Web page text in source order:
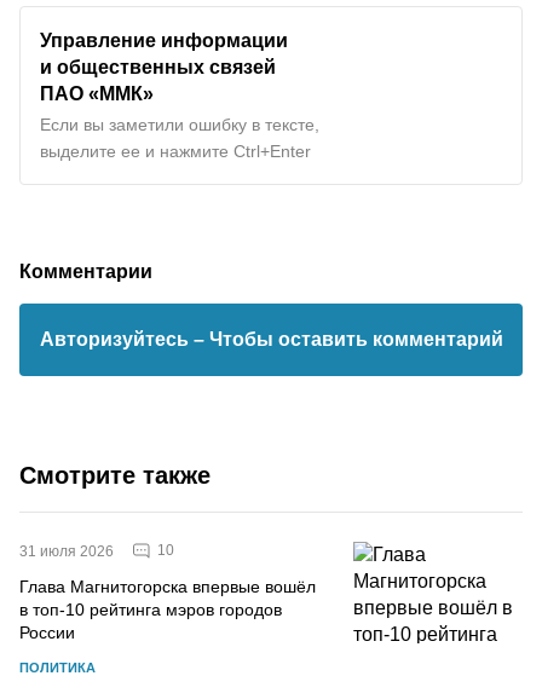
Управление информации
и общественных связей
ПАО «ММК»
Если вы заметили ошибку в тексте,
выделите ее и нажмите Ctrl+Enter
Комментарии
Авторизуйтесь – Чтобы оставить комментарий
Смотрите также
31 июля 2026 10
Глава Магнитогорска впервые вошёл
в топ-10 рейтинга мэров городов
России
ПОЛИТИКА